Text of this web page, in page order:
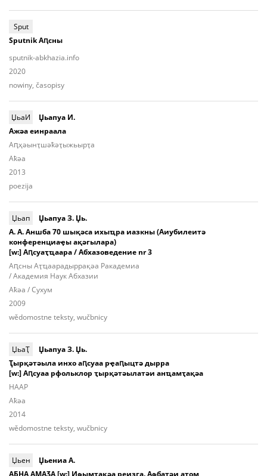
Sput
Sputnik Аԥсны
sputnik-abkhazia.info
2020
nowiny, časopisy
ЏьаИ
Џьапуа И.
Ажәа еинраала
Аԥ­ҳәынҭ­шәҟәҭы­жьыp­ҭа
Aҟәа
2013
poezija
Џьап
Џьапуа З. Џь.
А. А. Аншба 70 шықәса ихыҵра иазкны (Аиубилеитә
конференциаҿы ақәгылара)
[w:] Аԥсуаҭҵаара / Абхазоведение nr 3
Аԥcны Аҭ­ҵаа­ра­дыр­ра­қәа Ракадемиа
/ Академия Наук Абхазии
Aҟәа / Сухум
2009
wědomostne teksty, wučbnicy
ЏьаҬ
Џьапуа З. Џь.
Ҭырқәтәыла инхо аԥсуаа рҿаԥыцтә дырра
[w:] Аԥсуаа рфольклор ҭырқәтәылатәи анҵамҭақәа
НААР
Aҟәа
2014
wědomostne teksty, wučbnicy
Џьен
Џьениа А.
АБНА АМАӠА [w:] Иҩымҭақәа реизга. Аҩбатәи атом